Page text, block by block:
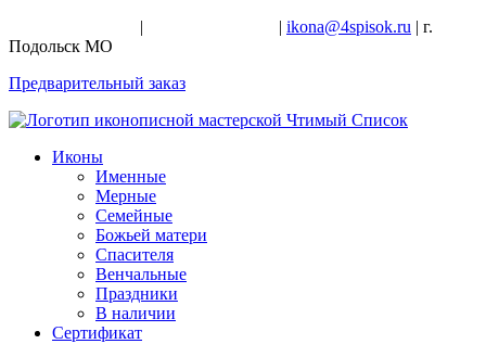
| | ikona@4spisok.ru | г.
Подольск МО
Предварительный заказ
Иконы
Именные
Мерные
Семейные
Божьей матери
Спасителя
Венчальные
Праздники
В наличии
Сертификат